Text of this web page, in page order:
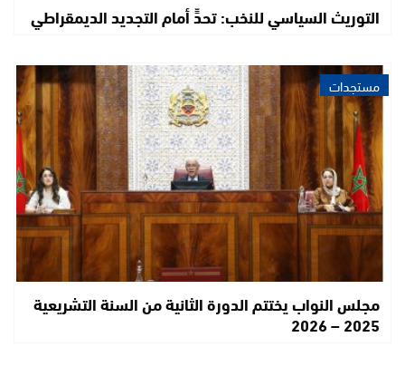
التوريث السياسي للنخب: تحدٍّ أمام التجديد الديمقراطي
مستجدات
مجلس النواب يختتم الدورة الثانية من السنة التشريعية
2025 – 2026